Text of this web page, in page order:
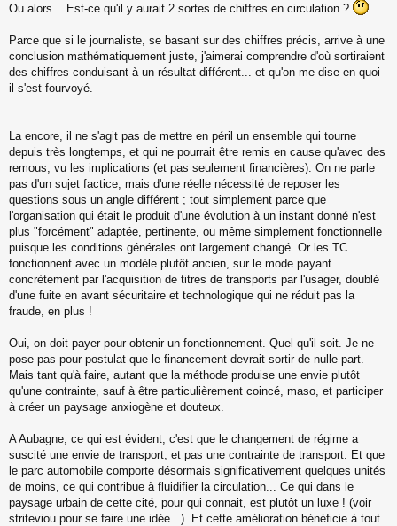
Ou alors... Est-ce qu'il y aurait 2 sortes de chiffres en circulation ?
Parce que si le journaliste, se basant sur des chiffres précis, arrive à une
conclusion mathématiquement juste, j'aimerai comprendre d'où sortiraient
des chiffres conduisant à un résultat différent... et qu'on me dise en quoi
il s'est fourvoyé.
La encore, il ne s'agit pas de mettre en péril un ensemble qui tourne
depuis très longtemps, et qui ne pourrait être remis en cause qu'avec des
remous, vu les implications (et pas seulement financières). On ne parle
pas d'un sujet factice, mais d'une réelle nécessité de reposer les
questions sous un angle différent ; tout simplement parce que
l'organisation qui était le produit d'une évolution à un instant donné n'est
plus "forcément" adaptée, pertinente, ou même simplement fonctionnelle
puisque les conditions générales ont largement changé. Or les TC
fonctionnent avec un modèle plutôt ancien, sur le mode payant
concrètement par l'acquisition de titres de transports par l'usager, doublé
d'une fuite en avant sécuritaire et technologique qui ne réduit pas la
fraude, en plus !
Oui, on doit payer pour obtenir un fonctionnement. Quel qu'il soit. Je ne
pose pas pour postulat que le financement devrait sortir de nulle part.
Mais tant qu'à faire, autant que la méthode produise une envie plutôt
qu'une contrainte, sauf à être particulièrement coincé, maso, et participer
à créer un paysage anxiogène et douteux.
A Aubagne, ce qui est évident, c'est que le changement de régime a
suscité une envie de transport, et pas une contrainte de transport. Et que
le parc automobile comporte désormais significativement quelques unités
de moins, ce qui contribue à fluidifier la circulation... Ce qui dans le
paysage urbain de cette cité, pour qui connait, est plutôt un luxe ! (voir
striteviou pour se faire une idée...). Et cette amélioration bénéficie à tout